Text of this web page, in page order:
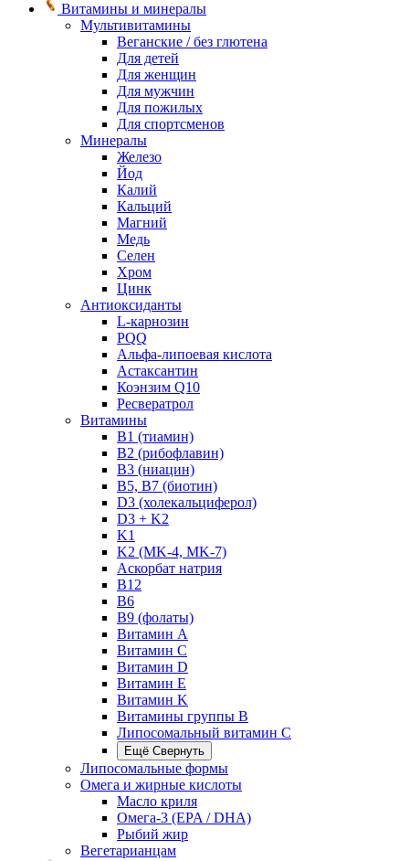
Витамины и минералы
Мультивитамины
Веганские / без глютена
Для детей
Для женщин
Для мужчин
Для пожилых
Для спортсменов
Минералы
Железо
Йод
Калий
Кальций
Магний
Медь
Селен
Хром
Цинк
Антиоксиданты
L-карнозин
PQQ
Альфа-липоевая кислота
Астаксантин
Коэнзим Q10
Ресвератрол
Витамины
B1 (тиамин)
B2 (рибофлавин)
B3 (ниацин)
B5, B7 (биотин)
D3 (холекальциферол)
D3 + K2
K1
K2 (MK-4, MK-7)
Аскорбат натрия
В12
В6
В9 (фолаты)
Витамин A
Витамин C
Витамин D
Витамин E
Витамин K
Витамины группы B
Липосомальный витамин C
Ещё Свернуть
Липосомальные формы
Омега и жирные кислоты
Масло криля
Омега-3 (EPA / DHA)
Рыбий жир
Вегетарианцам